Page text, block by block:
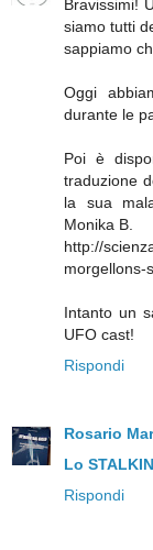
Bravissimi!
siamo tutti
sappiamo
Oggi
durante le
Poi è
traduzione
la sua
Monika B.
http://
morgellons-
Intanto un
UFO cast!
Rispondi
Rosario
Lo
Rispondi